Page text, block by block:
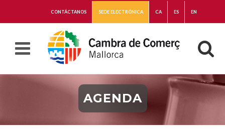
CONTÁCTANOS SEDE ELECTRÓNICA CA ES EN
AGENDA